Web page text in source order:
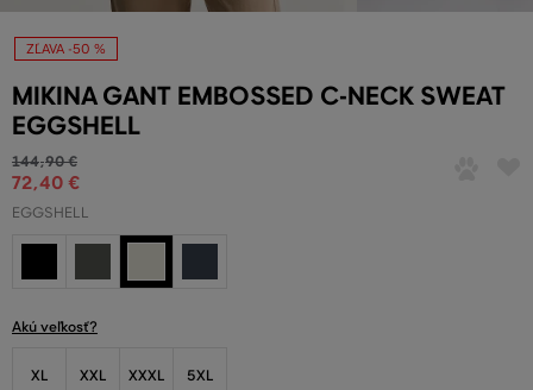
ZĽAVA -50 %
MIKINA GANT EMBOSSED C-NECK SWEAT
EGGSHELL
144,90 €
72,40 €
EGGSHELL
Akú veľkosť?
XL XXL XXXL 5XL